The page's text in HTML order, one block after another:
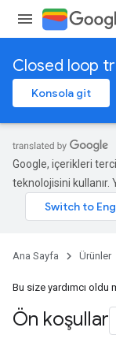
Closed loop
Konsola git
Google, içerikleri
teknolojisini kullanır.
Ana Sayfa Ürünler
Bu size yardımcı oldu
Ön koşullar